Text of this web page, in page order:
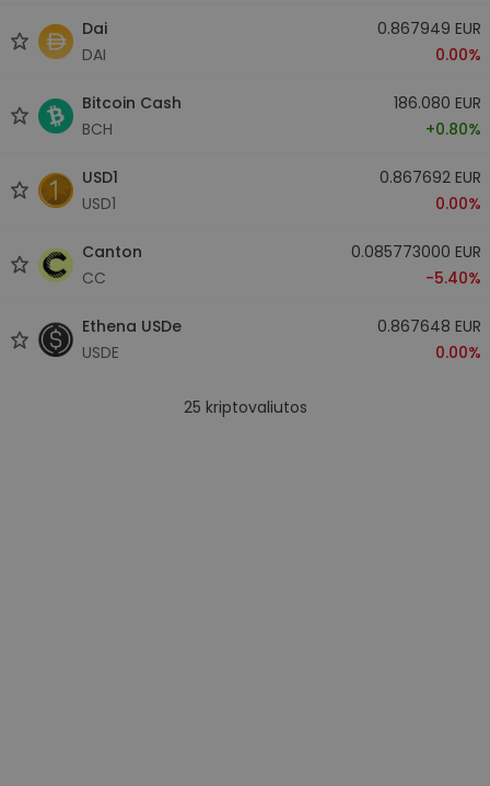
Dai
DAI
0.867949 EUR
0.00%
Bitcoin Cash
BCH
186.080 EUR
+0.80%
USD1
USD1
0.867692 EUR
0.00%
Canton
CC
0.085773000 EUR
-5.40%
Ethena USDe
USDE
0.867648 EUR
0.00%
25 kriptovaliutos